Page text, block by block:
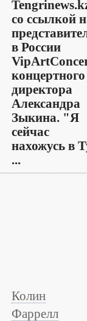
со ссылкой
в России
концертного
директора
Александра
Зыкина. "Я
сейчас
нахожусь в
...
Колин
Фаррелл